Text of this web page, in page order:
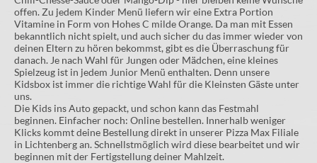
offen. Zu jedem Kinder Menü liefern wir eine Extra Portion
Vitamine in Form von Hohes C milde Orange. Da man mit Essen
bekanntlich nicht spielt, und auch sicher du das immer wieder von
deinen Eltern zu hören bekommst, gibt es die Überraschung für
danach. Je nach Wahl für Jungen oder Mädchen, eine kleines
Spielzeug ist in jedem Junior Menü enthalten. Denn unsere
Kidsbox ist immer die richtige Wahl für die Kleinsten Gäste unter
uns.
Die Kids ins Auto gepackt, und schon kann das Festmahl
beginnen. Einfacher noch: Online bestellen. Innerhalb weniger
Klicks kommt deine Bestellung direkt in unserer Pizza Max Filiale
in Lichtenberg an. Schnellstmöglich wird diese bearbeitet und wir
beginnen mit der Fertigstellung deiner Mahlzeit.